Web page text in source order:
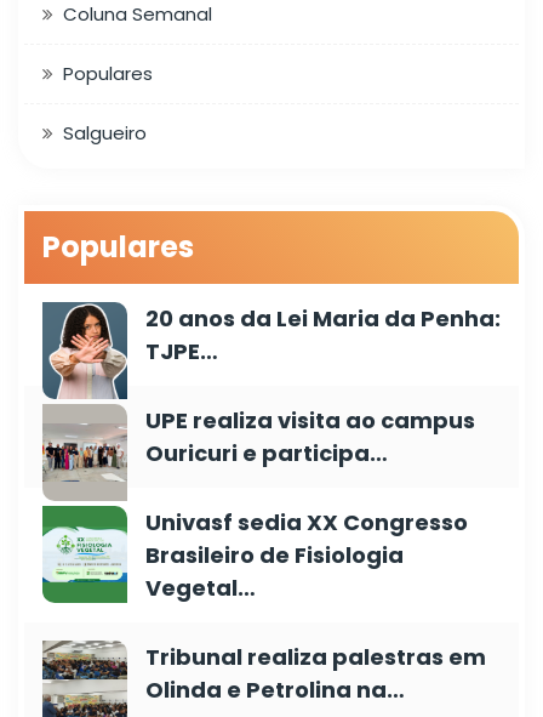
Coluna Semanal
Populares
Salgueiro
Populares
20 anos da Lei Maria da Penha:
TJPE…
UPE realiza visita ao campus
Ouricuri e participa…
Univasf sedia XX Congresso
Brasileiro de Fisiologia
Vegetal…
Tribunal realiza palestras em
Olinda e Petrolina na…